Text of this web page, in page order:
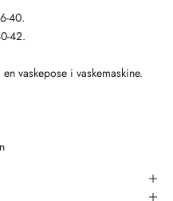
40.
42.
vaskepose i vaskemaskine.